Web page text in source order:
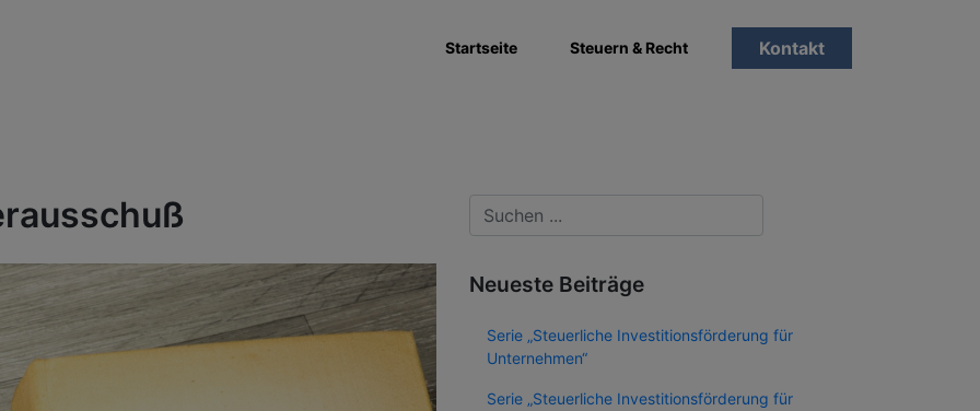
Startseite Steuern & Recht Kontakt
Neueste Beiträge
Serie „Steuerliche Investitionsförderung für
Unternehmen“
Serie „Steuerliche Investitionsförderung für